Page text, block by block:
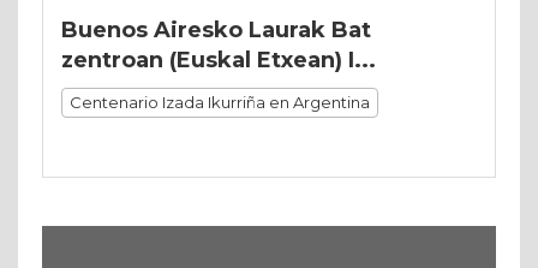
Buenos Airesko Laurak Bat
zentroan (Euskal Etxean) I...
Centenario Izada Ikurriña en Argentina